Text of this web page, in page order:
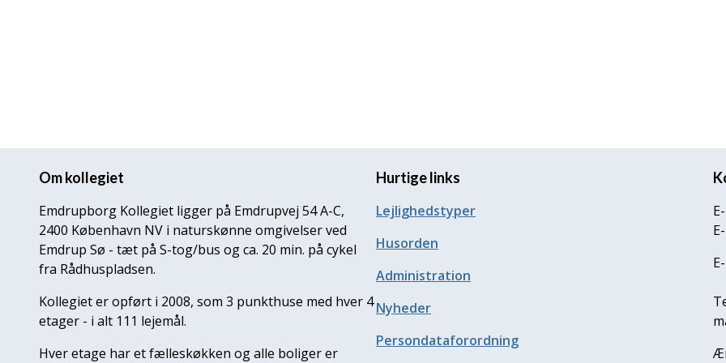
Om kollegiet
Emdrupborg Kollegiet ligger på Emdrupvej 54 A-C,
2400 København NV i naturskønne omgivelser ved
Emdrup Sø - tæt på S-tog/bus og ca. 20 min. på cykel
fra Rådhuspladsen.
Kollegiet er opført i 2008, som 3 punkthuse med hver 4
etager - i alt 111 lejemål.
Hver etage har et fælleskøkken og alle boliger er
Hurtige links
Lejlighedstyper
Husorden
Administration
Nyheder
Persondataforordning